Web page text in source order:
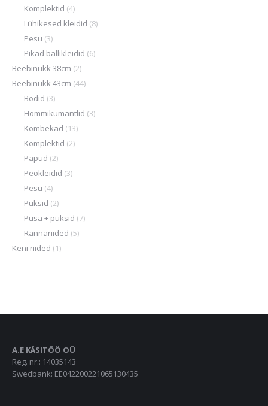
Komplektid (4)
Lühikesed kleidid (8)
Pesu (3)
Pikad ballikleidid (6)
Beebinukk 38cm (2)
Beebinukk 43cm (44)
Bodid (3)
Hommikumantlid (3)
Kombekad (13)
Komplektid (2)
Papud (2)
Peokleidid (3)
Pesu (4)
Püksid (2)
Pusa + püksid (7)
Rannariided (5)
Keni riided (1)
A.E KÄSITÖÖ OÜ
Reg. nr.: 14035143
Swedbank: EE042200221065130435